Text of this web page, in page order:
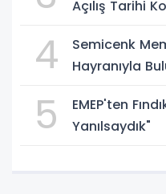
Açılış Tarihi
4
Semicenk
Hayranıyla
5
EMEP'ten
Yanılsaydık"